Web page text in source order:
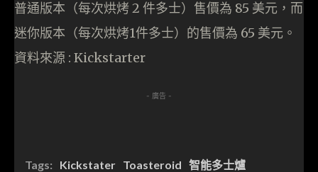
普通版本（每次烘烤 2 件多士）售價為 85 美元，而
迷你版本（每次烘烤1件多士）的售價為 65 美元。
資料來源 : Kickstarter
- 廣告 -
Tags: Kickstater Toasteroid 智能多士爐